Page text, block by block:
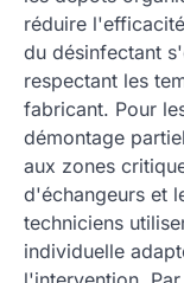
réduire
du désinfectant
respectant les
fabricant. Pour
démontage
aux zones
d'échangeurs et
techniciens
individuelle